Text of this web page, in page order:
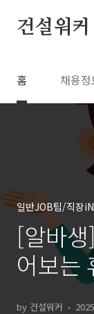
건설워
홈 채용정
일반JOB팁/직장iN
[알바
어보는
계산법
by 건설워커